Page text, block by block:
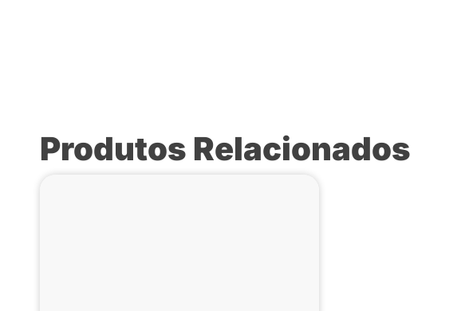
Produtos Relacionados